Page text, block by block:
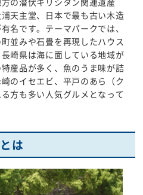
天主堂、日本で最も古い木造
名です。テーマパークでは、
並みや石畳を再現したハウス
崎県は海に面している地域が
産品が多く、魚のうま味が詰
のイセエビ、平戸のあら（ク
方も多い人気グルメとなって
は